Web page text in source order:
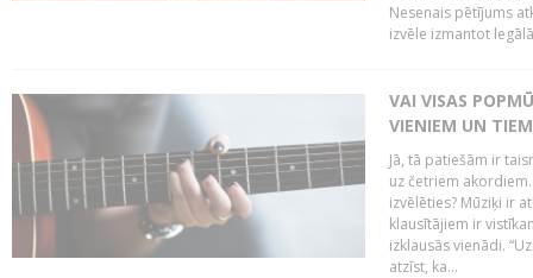
Nesenais pētījums
izvēle izmantot
VAI VISAS
VIENIEM UN
Jā, tā patiešām ir
uz četriem
izvēlēties? Mūziķi ir
klausītājiem ir
izklausās vienādi.
atzīst, ka...